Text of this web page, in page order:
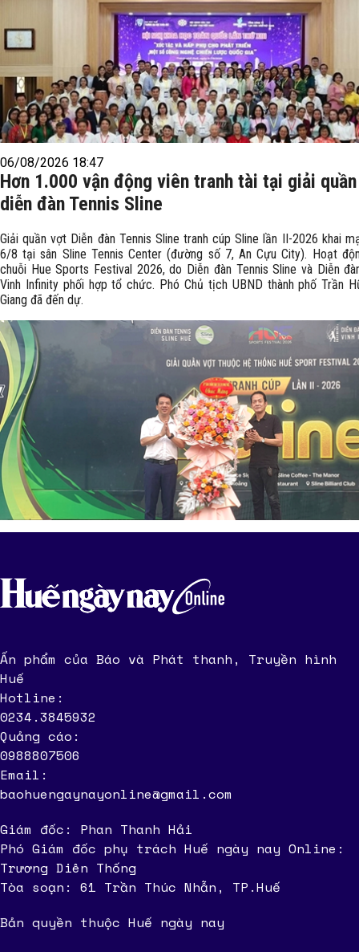
06/08/2026 18:47
Hơn 1.000 vận động viên tranh tài tại giải
diễn đàn Tennis Sline
Giải quần vợt Diễn đàn Tennis Sline tranh cúp Sline lần II-2026 khai
6/8 tại sân Sline Tennis Center (đường số 7, An Cựu City). Hoạt
chuỗi Hue Sports Festival 2026, do Diễn đàn Tennis Sline và Diễn
Vinh Infinity phối hợp tổ chức. Phó Chủ tịch UBND thành phố Trần
Giang đã đến dự.
Ấn phẩm của Báo và Phát thanh, Truyền hình
Huế
Hotline:
0234.3845932
Quảng cáo:
0988807506
Email:
baohuengaynayonline@gmail.com
Giám đốc: Phan Thanh Hải
Phó Giám đốc phụ trách Huế ngày nay Online:
Trương Diên Thống
Tòa soạn: 61 Trần Thúc Nhẫn, TP.Huế
Bản quyền thuộc Huế ngày nay